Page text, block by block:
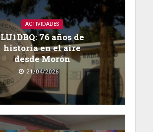
ACTIVIDADES
LU1DBQ: 76 años de
historia en el aire
desde Morón
21/04/2026